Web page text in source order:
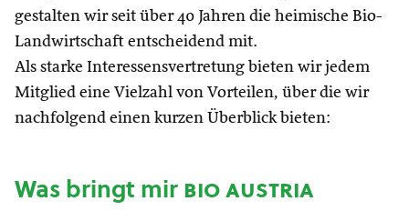
gestalten wir seit über 40 Jahren die heimische Bio-
Landwirtschaft entscheidend mit.
Als starke Interessensvertretung bieten wir jedem
Mitglied eine Vielzahl von Vorteilen, über die wir
nachfolgend einen kurzen Überblick bieten:
Was bringt mirbio austria